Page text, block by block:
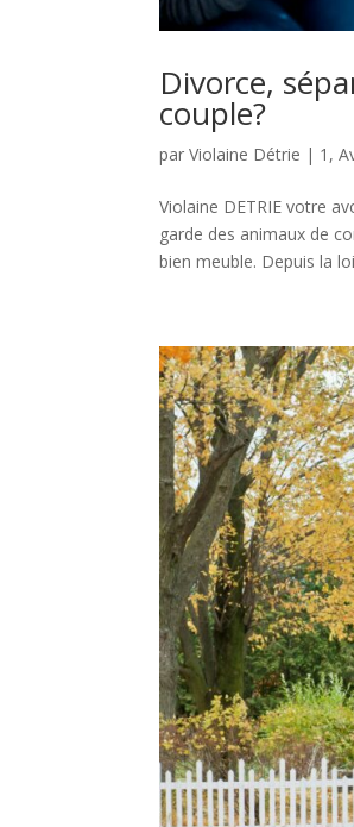
Divorce,
couple?
parViolaine Détrie | 1,
Violaine DETRIE votre
garde des animaux de
bien meuble. Depuis la